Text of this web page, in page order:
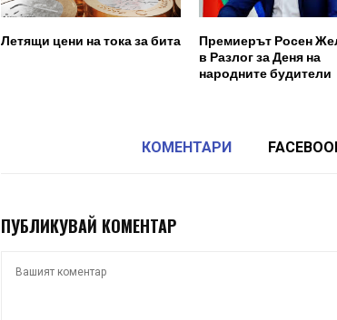
Летящи цени на тока за бита Премиерът Росен
в Разлог за Деня на
народните будители
КОМЕНТАРИ
ПУБЛИКУВАЙ КОМЕНТАР